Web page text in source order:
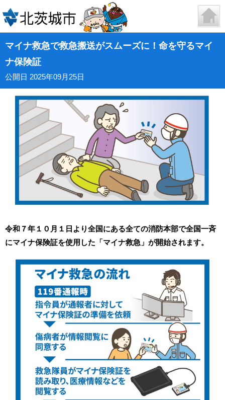
マイナ救急で救急搬送がスムーズに！命を守るマイ
ナ保険証
公開日 2025年09月25日
令和７年１０月１日より全国にある全ての消防本部で全国一斉
にマイナ保険証を使用した「マイナ救急」が開始されます。